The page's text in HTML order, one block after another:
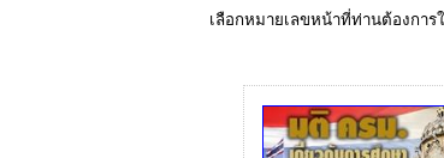
เลือกหมายเลขหน้าที่ท่านต้องกา